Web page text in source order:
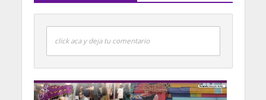
click aca y deja tu comentario